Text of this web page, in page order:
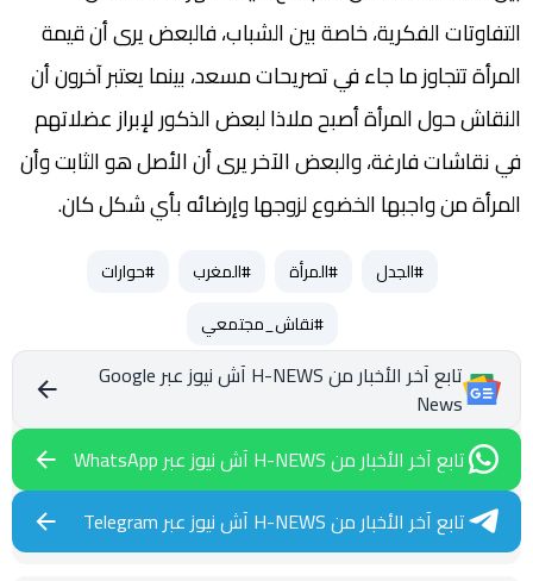
التفاوتات الفكرية، خاصة بين الشباب، فالبعض يرى أن قيمة
المرأة تتجاوز ما جاء في تصريحات مسعد، بينما يعتبر آخرون أن
النقاش حول المرأة أصبح ملاذا لبعض الذكور لإبراز عضلاتهم
في نقاشات فارغة، والبعض الآخر يرى أن الأصل هو الثابت وأن
المرأة من واجبها الخضوع لزوجها وإرضائه بأي شكل كان.
#الجدل #المرأة #المغرب
#حوارات
#نقاش_مجتمعي
تابع آخر الأخبار من H-NEWS آش نيوز عبر Google
News
تابع آخر الأخبار من H-NEWS آش نيوز عبر WhatsApp
تابع آخر الأخبار من H-NEWS آش نيوز عبر Telegram